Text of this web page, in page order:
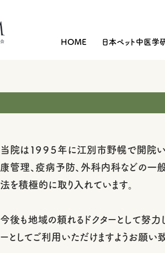
HOME 日本ペット中医学
当院は１９９５年に江別市野幌で開院
康管理、疫病予防、外科内科などの一
法を積極的に取り入れています。
今後も地域の頼れるドクターとして努
ーとしてご利用いただけますようお願い致